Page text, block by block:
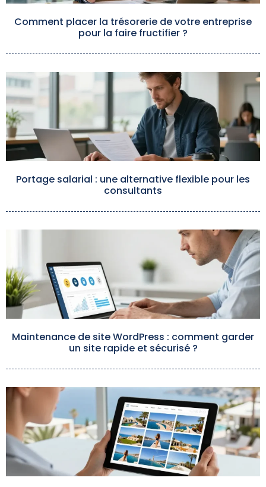
Comment placer la trésorerie de votre entreprise
pour la faire fructifier ?
Portage salarial : une alternative flexible pour les
consultants
Maintenance de site WordPress : comment garder
un site rapide et sécurisé ?